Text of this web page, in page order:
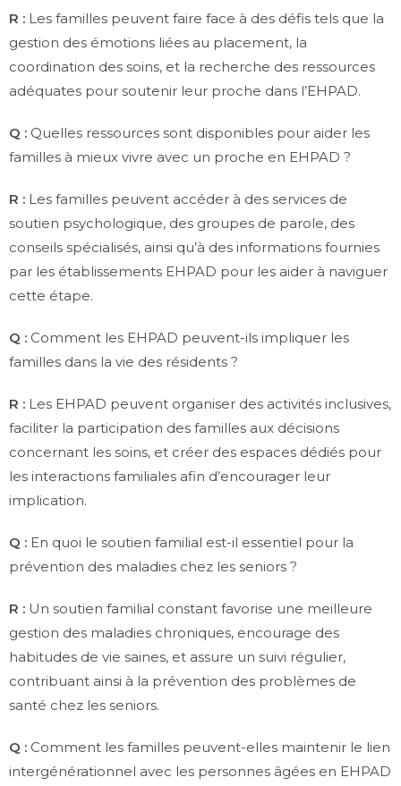
R : Les familles peuvent faire face à des défis tels que la
gestion des émotions liées au placement, la
coordination des soins, et la recherche des ressources
adéquates pour soutenir leur proche dans l’EHPAD.
Q : Quelles ressources sont disponibles pour aider les
familles à mieux vivre avec un proche en EHPAD ?
R : Les familles peuvent accéder à des services de
soutien psychologique, des groupes de parole, des
conseils spécialisés, ainsi qu’à des informations fournies
par les établissements EHPAD pour les aider à naviguer
cette étape.
Q : Comment les EHPAD peuvent-ils impliquer les
familles dans la vie des résidents ?
R : Les EHPAD peuvent organiser des activités inclusives,
faciliter la participation des familles aux décisions
concernant les soins, et créer des espaces dédiés pour
les interactions familiales afin d’encourager leur
implication.
Q : En quoi le soutien familial est-il essentiel pour la
prévention des maladies chez les seniors ?
R : Un soutien familial constant favorise une meilleure
gestion des maladies chroniques, encourage des
habitudes de vie saines, et assure un suivi régulier,
contribuant ainsi à la prévention des problèmes de
santé chez les seniors.
Q : Comment les familles peuvent-elles maintenir le lien
intergénérationnel avec les personnes âgées en EHPAD